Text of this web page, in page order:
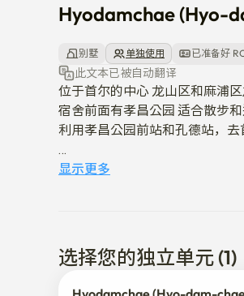
Hyodamchae (Hyo-
别墅 单独使用 已准备好
此文本已被自动翻译
位于首尔的中心 龙山区和麻浦
宿舍前面有孝昌公园 适合散步
利用孝昌公园前站和孔德站，去
1,淑明女子大学:徒步15分钟
用扁柏树改造而成，干净干练的
显示更多
选择您的独立单元 (1)